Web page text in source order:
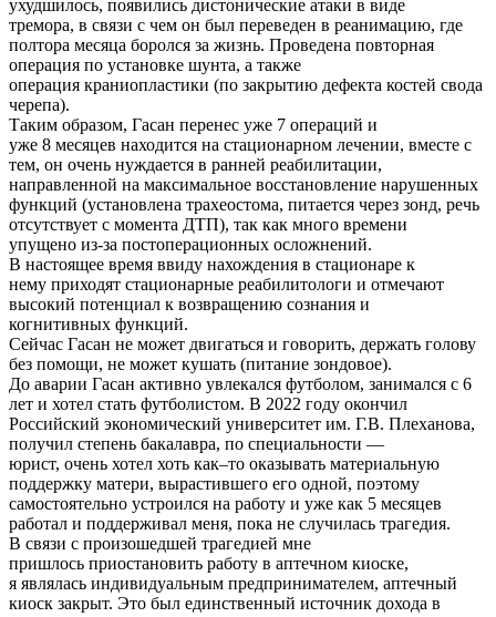
ухудшилось, появились дистонические атаки в виде
тремора, в связи с чем он был переведен в реанимацию, где
полтора месяца боролся за жизнь. Проведена повторная
операция по установке шунта, а также
операция краниопластики (по закрытию дефекта костей свода
черепа).
Таким образом, Гасан перенес уже 7 операций и
уже 8 месяцев находится на стационарном лечении, вместе с
тем, он очень нуждается в ранней реабилитации,
направленной на максимальное восстановление нарушенных
функций (установлена трахеостома, питается через зонд, речь
отсутствует с момента ДТП), так как много времени
упущено из-за постоперационных осложнений.
В настоящее время ввиду нахождения в стационаре к
нему приходят стационарные реабилитологи и отмечают
высокий потенциал к возвращению сознания и
когнитивных функций.
Сейчас Гасан не может двигаться и говорить, держать голову
без помощи, не может кушать (питание зондовое).
До аварии Гасан активно увлекался футболом, занимался с 6
лет и хотел стать футболистом. В 2022 году окончил
Российский экономический университет им. Г.В. Плеханова,
получил степень бакалавра, по специальности —
юрист, очень хотел хоть как–то оказывать материальную
поддержку матери, вырастившего его одной, поэтому
самостоятельно устроился на работу и уже как 5 месяцев
работал и поддерживал меня, пока не случилась трагедия.
В связи с произошедшей трагедией мне
пришлось приостановить работу в аптечном киоске,
я являлась индивидуальным предпринимателем, аптечный
киоск закрыт. Это был единственный источник дохода в